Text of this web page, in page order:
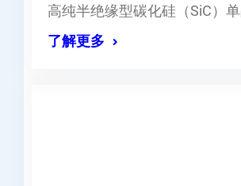
高纯半绝缘型碳化硅（SiC）
了解更多